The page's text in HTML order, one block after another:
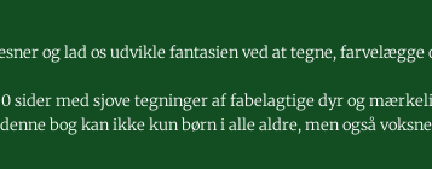
og lad os udvikle fantasien ved at tegne, farvelægge
sider med sjove tegninger af fabelagtige dyr og
bog kan ikke kun børn i alle aldre, men også